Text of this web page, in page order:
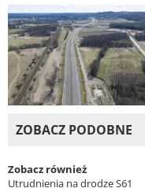
ZOBACZ PODOBNE
Zobacz również
Utrudnienia na drodze S61